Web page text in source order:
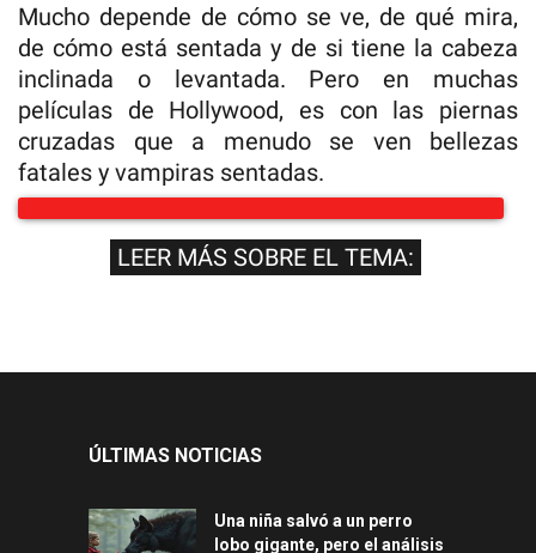
Mucho depende de cómo se ve, de qué mira,
de cómo está sentada y de si tiene la cabeza
inclinada o levantada. Pero en muchas
películas de Hollywood, es con las piernas
cruzadas que a menudo se ven bellezas
fatales y vampiras sentadas.
LEER MÁS SOBRE EL TEMA:
ÚLTIMAS NOTICIAS
Una niña salvó a un perro
lobo gigante, pero el análisis